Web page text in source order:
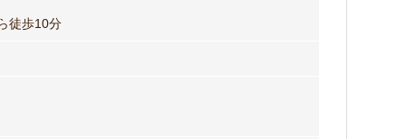
徒歩10分